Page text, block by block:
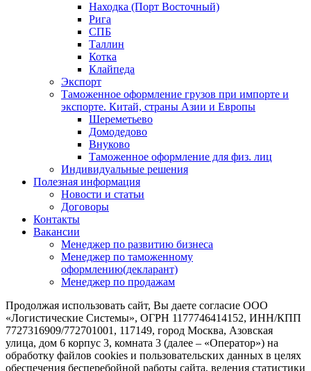
Находка (Порт Восточный)
Рига
СПБ
Таллин
Котка
Клайпеда
Экспорт
Таможенное оформление грузов при импорте и
экспорте. Китай, страны Азии и Европы
Шереметьево
Домодедово
Внуково
Таможенное оформление для физ. лиц
Индивидуальные решения
Полезная информация
Новости и статьи
Договоры
Контакты
Вакансии
Менеджер по развитию бизнеса
Менеджер по таможенному
оформлению(декларант)
Менеджер по продажам
Продолжая использовать сайт, Вы даете согласие ООО
«Логистические Системы», ОГРН 1177746414152, ИНН/КПП
7727316909/772701001, 117149, город Москва, Азовская
улица, дом 6 корпус 3, комната 3 (далее – «Оператор») на
обработку файлов cookies и пользовательских данных в целях
обеспечения бесперебойной работы сайта, ведения статистики